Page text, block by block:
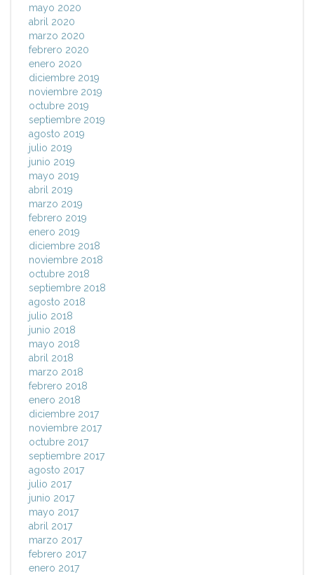
mayo 2020
abril 2020
marzo 2020
febrero 2020
enero 2020
diciembre 2019
noviembre 2019
octubre 2019
septiembre 2019
agosto 2019
julio 2019
junio 2019
mayo 2019
abril 2019
marzo 2019
febrero 2019
enero 2019
diciembre 2018
noviembre 2018
octubre 2018
septiembre 2018
agosto 2018
julio 2018
junio 2018
mayo 2018
abril 2018
marzo 2018
febrero 2018
enero 2018
diciembre 2017
noviembre 2017
octubre 2017
septiembre 2017
agosto 2017
julio 2017
junio 2017
mayo 2017
abril 2017
marzo 2017
febrero 2017
enero 2017